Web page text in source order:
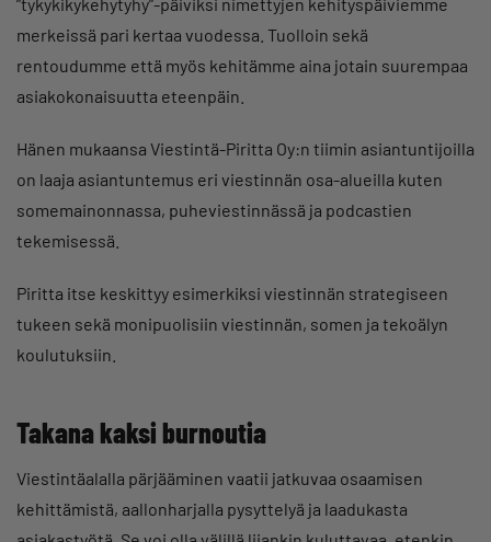
merkeissä pari kertaa vuodessa. Tuolloin sekä
rentoudumme että myös kehitämme aina jotain suurempaa
asiakokonaisuutta eteenpäin.
Hänen mukaansa Viestintä-Piritta Oy:n tiimin asiantuntijoilla
on laaja asiantuntemus eri viestinnän osa-alueilla kuten
somemainonnassa, puheviestinnässä ja podcastien
tekemisessä.
Piritta itse keskittyy esimerkiksi viestinnän strategiseen
tukeen sekä monipuolisiin viestinnän, somen ja tekoälyn
koulutuksiin.
Takana kaksi burnoutia
Viestintäalalla pärjääminen vaatii jatkuvaa osaamisen
kehittämistä, aallonharjalla pysyttelyä ja laadukasta